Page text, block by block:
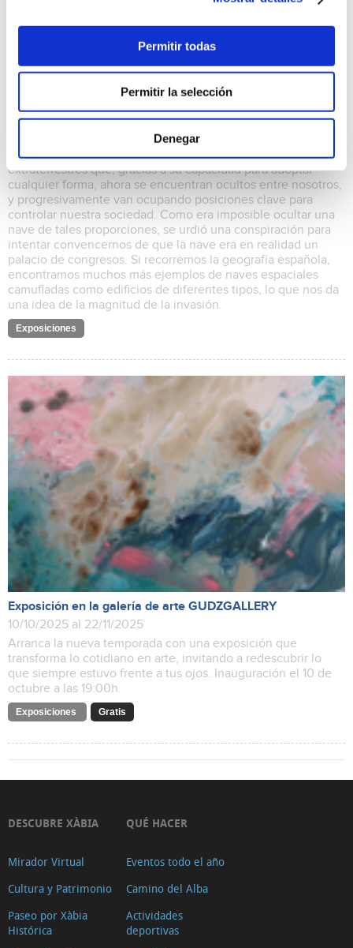
Permitir todas
Permitir la selección
Denegar
"La intrusión" de Javier López
24/10/2025 al 30/11/2025
VII FESTIVAL DE FOTOGRAFÍA OJOS ROJOS El 3 de marzo
de 2008, una nave espacial alienígena de enormes
proporciones aterrizó en un solar en una ciudad del norte de
España. Esta nave transportaba miles de invasores
extraterrestres que, gracias a su capacidad para adoptar
cualquier forma, ahora se encuentran ocultos entre nosotros,
y progresivamente van ocupando posiciones clave para
controlar nuestra sociedad. Como era imposible ocultar una
nave de tales proporciones, se urdió una conspiración para
intentar convencernos de que la nave era en realidad un
palacio de congresos. Si recorremos la geografía española,
encontramos muchos más ejemplos de naves espaciales
camufladas como edificios de diferentes tipos, lo que nos da
una idea de la magnitud de la invasión.
Exposiciones
Exposición en la galería de arte GUDZGALLERY
10/10/2025 al 22/11/2025
Arranca la nueva temporada con una exposición que
transforma lo cotidiano en arte, invitando a redescubrir lo
que siempre estuvo frente a tus ojos. Inauguración el 10 de
octubre a las 19:00h.
Exposiciones Gratis
DESCUBRE XÀBIA
Mirador Virtual
Cultura y Patrimonio
Paseo por Xàbia
Histórica
QUÉ HACER
Eventos todo el año
Camino del Alba
Actividades
deportivas